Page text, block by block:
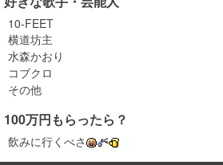
10-FEET
横道坊主
水森かおり
コブクロ
その他
100万円もらったら？
飲みに行くべさ